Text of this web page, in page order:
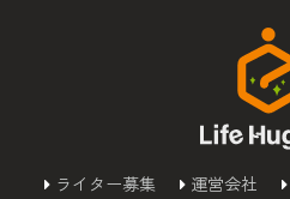
ライター募集 運営会社